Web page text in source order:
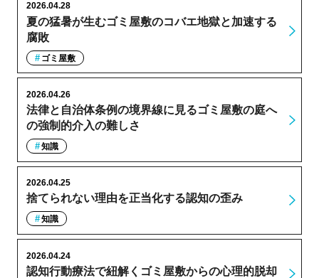
夏の猛暑が生むゴミ屋敷のコバエ地獄と加速する
腐敗
2026.04.28
ゴミ屋敷
法律と自治体条例の境界線に見るゴミ屋敷の庭へ
の強制的介入の難しさ
2026.04.26
知識
捨てられない理由を正当化する認知の歪み
2026.04.25
知識
認知行動療法で紐解くゴミ屋敷からの心理的脱却
2026.04.24